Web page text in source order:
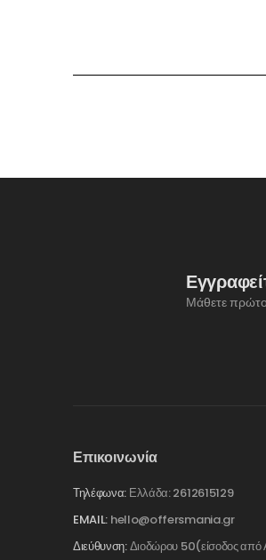
Μάθετε
Επικοινωνία
Τηλέφωνα: Ελλάδα: 2612615129
EMAIL: hello@offersmania.gr
Διεύθυνση:Διοδώρου 50(είσοδος